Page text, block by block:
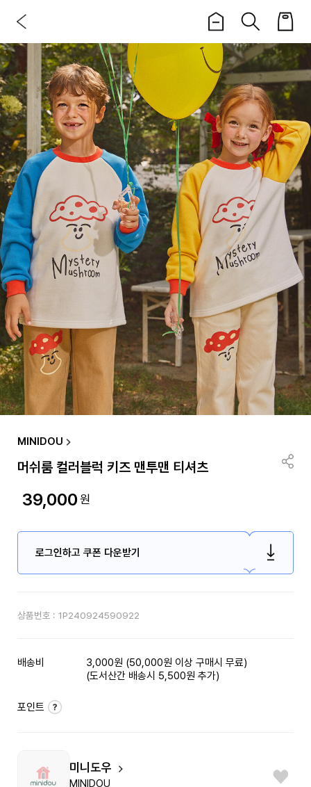
MINIDOU
머쉬룸 컬러블럭 키즈 맨투맨 티셔츠
39,000원
로그인하고 쿠폰 다운받기
상품번호 : 1P240924590922
배송비
3,000원 (50,000원 이상 구매시 무료)
(도서산간 배송시 5,500원 추가)
포인트
미니도우
MINIDOU